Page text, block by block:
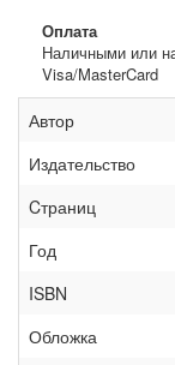
Оплата
Наличными или
Visa/MasterCard
Автор
Издательство
Cтраниц
Год
ISBN
Обложка